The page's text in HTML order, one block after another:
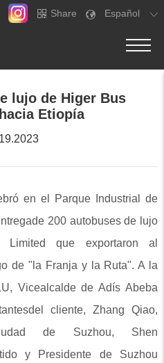
Español
Share
lujo de Higer Bus
Etiopía
en el Parque Industrial de
200 autobuses de lujo
que exportaron al
de "la Franja y la Ruta". A la
Vicealcalde de Adís Abeba
cliente, Zhang Qiao,
de Suzhou, Shen
y Presidente de Suzhou